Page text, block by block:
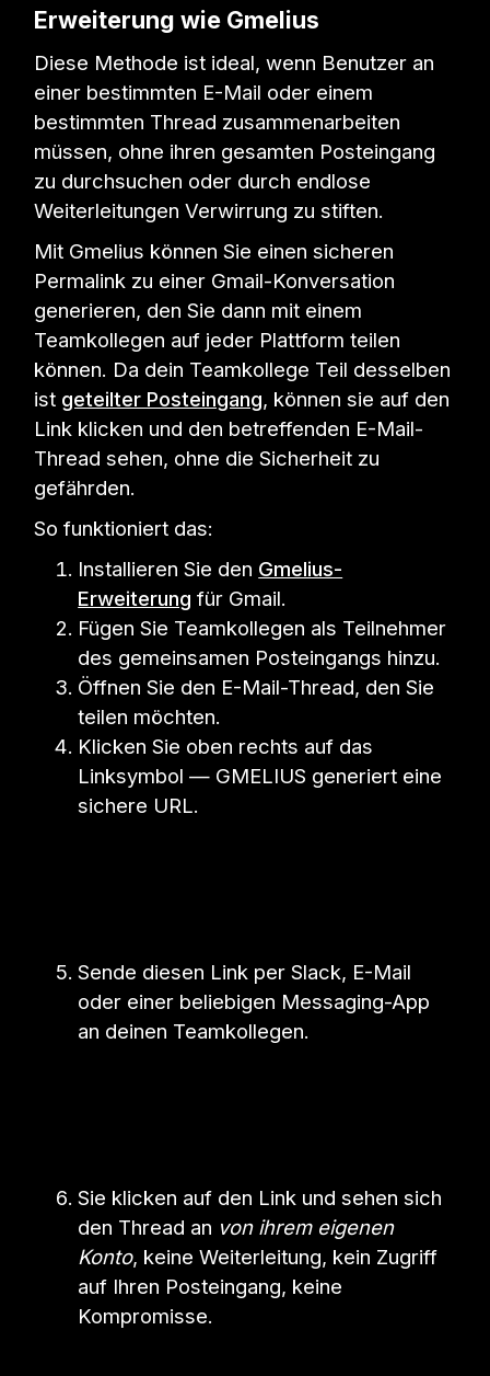
Erweiterung wie Gmelius
Diese Methode ist ideal, wenn Benutzer an
einer bestimmten E-Mail oder einem
bestimmten Thread zusammenarbeiten
müssen, ohne ihren gesamten Posteingang
zu durchsuchen oder durch endlose
Weiterleitungen Verwirrung zu stiften.
Mit Gmelius können Sie einen sicheren
Permalink zu einer Gmail-Konversation
generieren, den Sie dann mit einem
Teamkollegen auf jeder Plattform teilen
können. Da dein Teamkollege Teil desselben
ist geteilter Posteingang, können sie auf den
Link klicken und den betreffenden E-Mail-
Thread sehen, ohne die Sicherheit zu
gefährden.
So funktioniert das:
Installieren Sie den Gmelius-
Erweiterung für Gmail.
Fügen Sie Teamkollegen als Teilnehmer
des gemeinsamen Posteingangs hinzu.
Öffnen Sie den E-Mail-Thread, den Sie
teilen möchten.
Klicken Sie oben rechts auf das
Linksymbol — GMELIUS generiert eine
sichere URL.
Sende diesen Link per Slack, E-Mail
oder einer beliebigen Messaging-App
an deinen Teamkollegen.
Sie klicken auf den Link und sehen sich
den Thread an von ihrem eigenen
Konto, keine Weiterleitung, kein Zugriff
auf Ihren Posteingang, keine
Kompromisse.